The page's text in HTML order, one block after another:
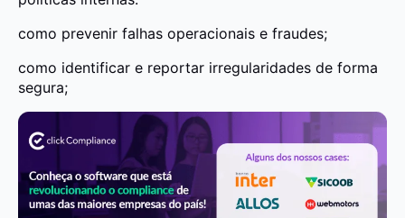
como prevenir falhas operacionais e fraudes;
como identificar e reportar irregularidades de forma
segura;